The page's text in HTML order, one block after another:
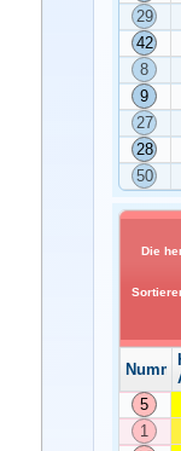
29
42
8
9
27
28
50
Die
5
1